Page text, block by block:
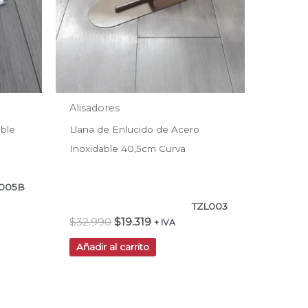
Alisadores
Llana de Enlucido de Acero
Inoxidable 40,5cm Curva
TZL003
$32.990 $19.319 + IVA
Añadir al carrito